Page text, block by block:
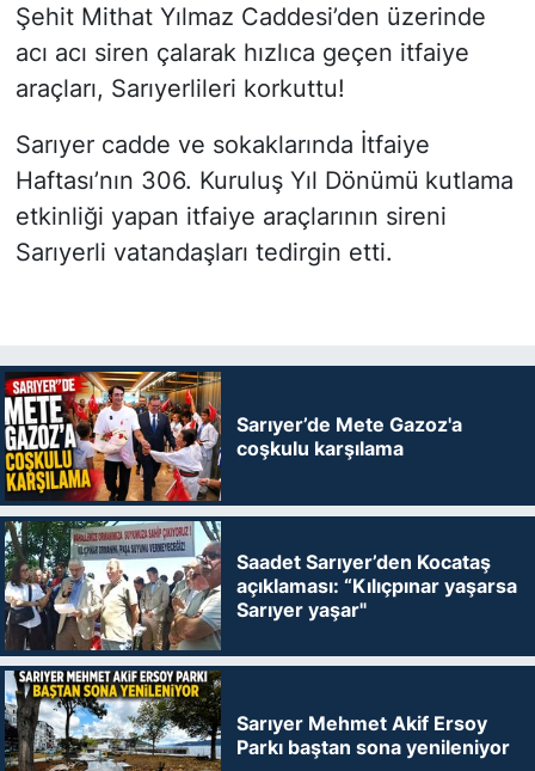
Şehit Mithat Yılmaz Caddesi’den üzerinde
acı acı siren çalarak hızlıca geçen itfaiye
araçları, Sarıyerlileri korkuttu!
Sarıyer cadde ve sokaklarında İtfaiye
Haftası’nın 306. Kuruluş Yıl Dönümü kutlama
etkinliği yapan itfaiye araçlarının sireni
Sarıyerli vatandaşları tedirgin etti.
Sarıyer’de Mete Gazoz'a
coşkulu karşılama
Saadet Sarıyer’den Kocataş
açıklaması: “Kılıçpınar yaşarsa
Sarıyer yaşar"
Sarıyer Mehmet Akif Ersoy
Parkı baştan sona yenileniyor
SPOR
TEKNOLOJİ
TÜRKİYE VE DÜNYA GÜNDEMİ
VİDEO GALERİ